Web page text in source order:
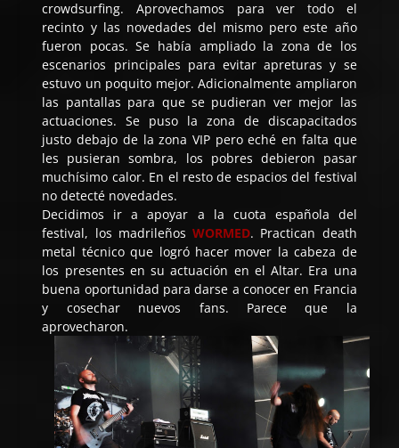
crowdsurfing. Aprovechamos para ver todo el
recinto y las novedades del mismo pero este año
fueron pocas. Se había ampliado la zona de los
escenarios principales para evitar apreturas y se
estuvo un poquito mejor. Adicionalmente ampliaron
las pantallas para que se pudieran ver mejor las
actuaciones. Se puso la zona de discapacitados
justo debajo de la zona VIP pero eché en falta que
les pusieran sombra, los pobres debieron pasar
muchísimo calor. En el resto de espacios del festival
no detecté novedades.
Decidimos ir a apoyar a la cuota española del
festival, los madrileñosWORMED. Practican death
metal técnico que logró hacer mover la cabeza de
los presentes en su actuación en el Altar. Era una
buena oportunidad para darse a conocer en Francia
y cosechar nuevos fans. Parece que la
aprovecharon.